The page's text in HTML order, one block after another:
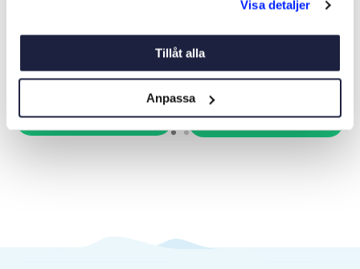
Visa detaljer
Tillåt alla
Anpassa
Köp
Från 119 kr
Se varianter